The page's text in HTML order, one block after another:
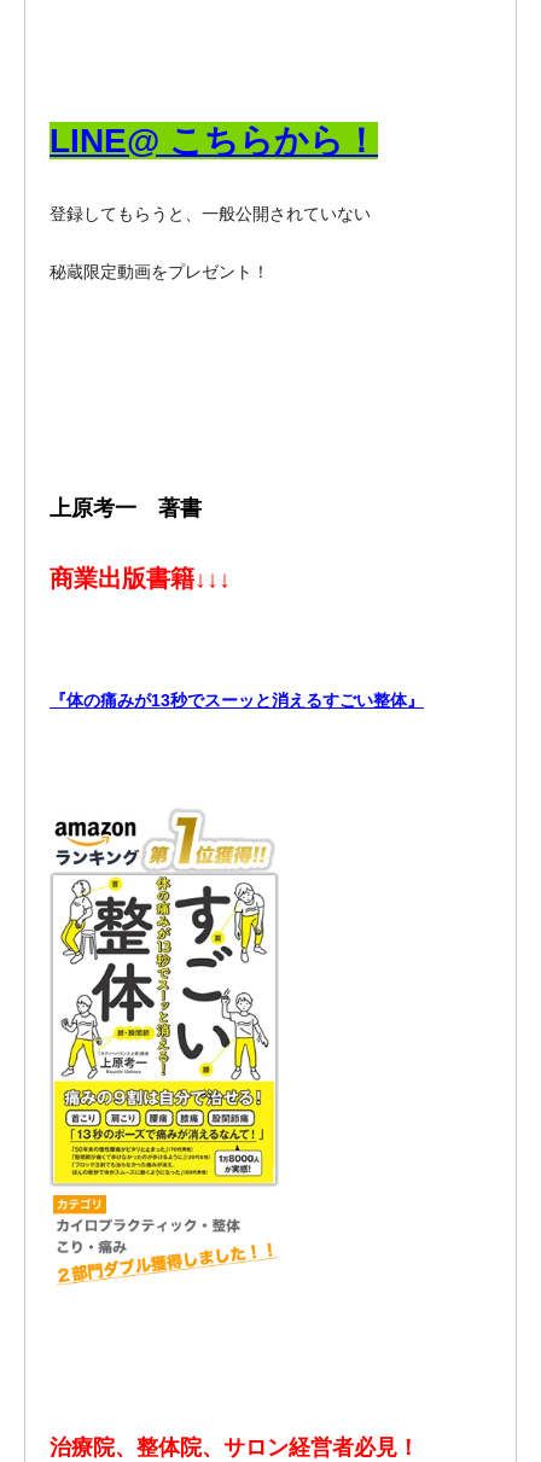
LINE@ こちらから！
登録してもらうと、一般公開されていない
秘蔵限定動画をプレゼント！
上原考一 著書
商業出版書籍↓↓↓
『体の痛みが13秒でスーッと消えるすごい整体』
治療院、整体院、サロン経営者必見！